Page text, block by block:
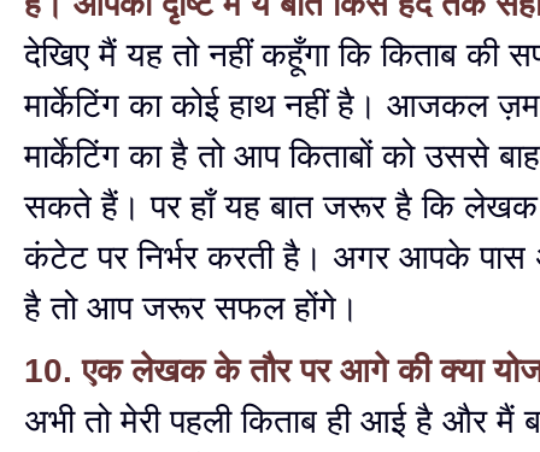
देखिए मैं यह तो नहीं कहूँगा कि किताब की
मार्केटिंग का कोई हाथ नहीं है। आजकल
मार्केटिंग का है तो आप किताबों को उससे
सकते हैं। पर हाँ यह बात जरूर है कि
कंटेट पर निर्भर करती है। अगर आपके
है तो आप जरूर सफल होंगे।
10. एक लेखक के तौर पर आगे की क्या
अभी तो मेरी पहली किताब ही आई है और